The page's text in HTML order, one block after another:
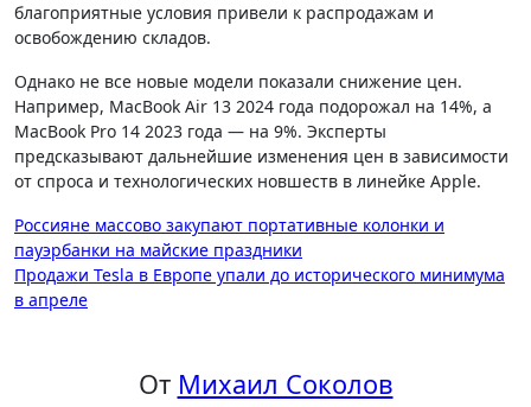
благоприятные условия привели к распродажам и
освобождению складов.
Однако не все новые модели показали снижение цен.
Например, MacBook Air 13 2024 года подорожал на 14%, а
MacBook Pro 14 2023 года — на 9%. Эксперты
предсказывают дальнейшие изменения цен в зависимости
от спроса и технологических новшеств в линейке Apple.
Навигация
по
записям
Россияне массово закупают портативные колонки и
пауэрбанки на майские праздники
Продажи Tesla в Европе упали до исторического минимума
в апреле
От Михаил Соколов